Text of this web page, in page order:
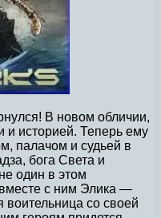
В новом обличии,
историей. Теперь ему
палачом и судьей в
бога Света и
один в этом
с ним Элика —
воительница со своей